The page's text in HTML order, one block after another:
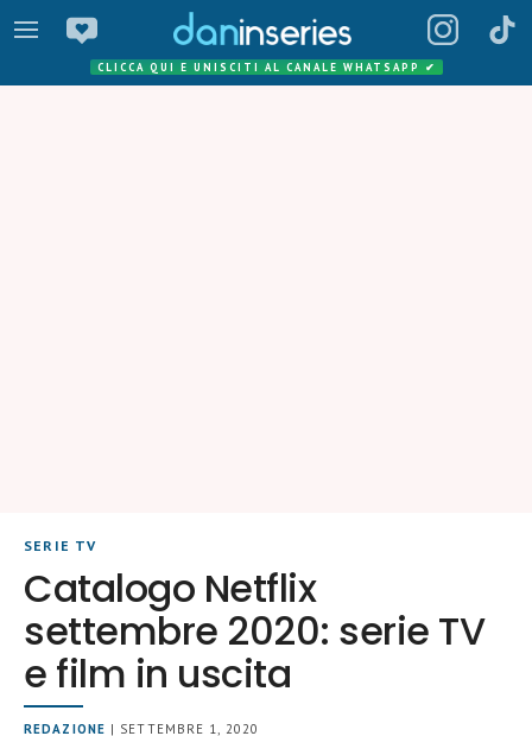
CLICCA QUI E UNISCITI AL CANALE WHATSAPP ✔
SERIE TV
Catalogo Netflix
settembre 2020: serie TV
e film in uscita
REDAZIONE | SETTEMBRE 1, 2020